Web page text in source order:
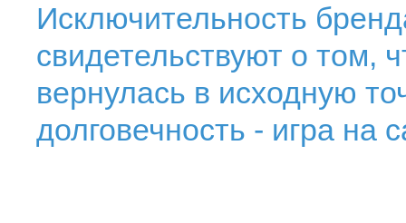
Исключительность
свидетельствуют о том,
вернулась в исходную
долговечность - игра на